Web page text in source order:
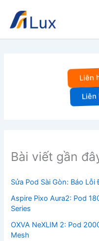
dung
Liên
Liên
Bài viết gần
Sửa Pod Sài Gòn: Báo Lỗi
Aspire Pixo Aura2: Pod
Series
OXVA NeXLIM 2: Pod
Mesh